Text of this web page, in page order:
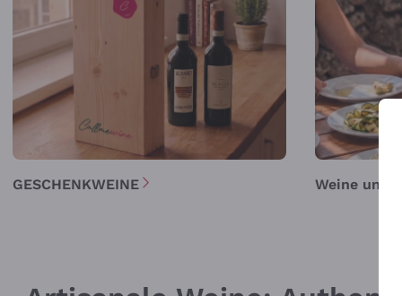
GESCHENKWEINE Weine unter